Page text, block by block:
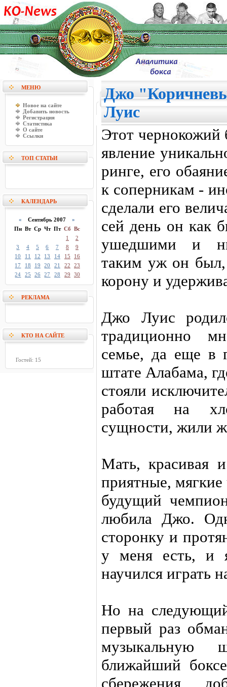
МЕНЮ
Новое на сайте
Добавить новость
Регистрация
Статистика
О сайте
Ссылки
ТОП СТАТЬИ
КАЛЕНДАРЬ
« Сентябрь 2007»
Пн Вт Ср Чт Пт Сб Вс
1
2
3
4 5 6 7 8
9
10
11 12 13 14 15
16
17
18 19 20 21 22
23
24
25 26 27 28 29 30
РЕКЛАМА
КТО НА САЙТЕ
Гостей: 15
Джо
Луис
Этот чернокожий
явление
ринге, его
к соперникам -
сделали его
сей день он как
ушедшими и
таким уж он
корону и
Джо Луис
традиционно
семье, да еще в
штате Алабама,
стояли
работая на
сущности, жили
Мать, красивая
приятные,
будущий
любила Джо.
сторонку и
у меня есть, и
научился играть
Но на
первый раз
ближайший
сбережения